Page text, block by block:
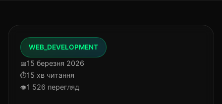
WEB_DEVELOPMENT
15 березня 2026
15 хв читання
1 526 перегляд